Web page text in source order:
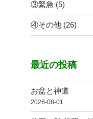
③緊急 (5)
④その他 (26)
最近の投稿
お盆と神道
2026-08-01